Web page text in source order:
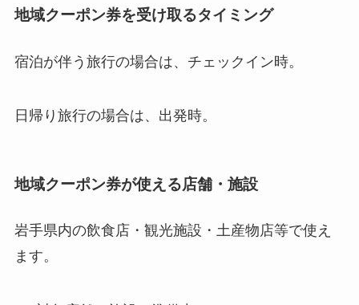
地域クーポン券を受け取るタイミング
宿泊が伴う旅行の場合は、チェックイン時。
日帰り旅行の場合は、出発時。
地域クーポン券が使える店舗・施設
岩手県内の飲食店・観光施設・土産物店等で使え
ます。